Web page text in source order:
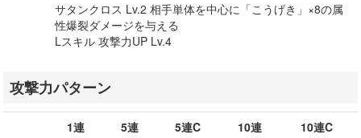
サタンクロス Lv.2 相手単体を中心に「こうげき」×8の属
性爆裂ダメージを与える
Lスキル 攻撃力UP Lv.4
攻撃力パターン
1連 5連 5連C 10連 10連C